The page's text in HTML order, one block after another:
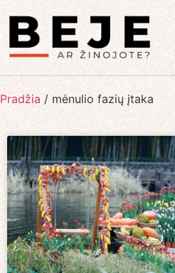
Pradžia / mėnulio fazių įtaka